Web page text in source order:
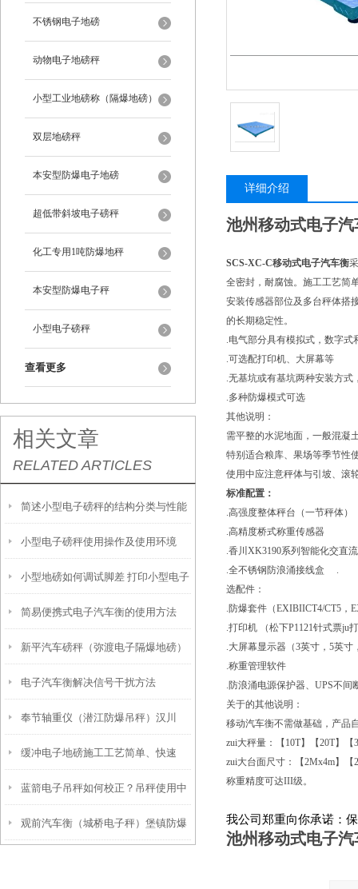
不锈钢电子地磅
动物电子地磅秤
小型工业地磅称（隔爆地磅）
双层地磅秤
本安型防爆电子地磅
超低带斜坡电子磅秤
化工专用1吨防爆地秤
本安型防爆电子秤
小型电子磅秤
查看更多
相关文章
RELATED ARTICLES
简述小型电子磅秤的结构分类与性能
小型电子磅秤使用操作及使用环境
小型地磅如何调试脚差 打印小型电子
磅秤如何标定
简易便携式电子汽车衡的使用方法
新平汽车磅秤（弥渡电子隔爆地磅）
凤庆8T地磅（墨江1T吊秤维修
电子汽车衡解决信号干扰方法
奉节轴重仪（潜江防爆吊秤）汉川
20T地磅维修
缓冲电子地磅施工工艺简单、快速
蓝箭电子吊秤如何校正？吊秤使用中
注意事项及电子吊秤原理
观前汽车衡（城桥电子秤）堡镇防爆
详细介绍
池州移动式电子
SCS-XC-C移动式电子汽车衡
全密封，耐腐蚀。施工工艺简
安装传感器部位及多台秤体搭
的长期稳定性。
.电气部分具有模拟式，数字式
.可选配打印机、大屏幕等
.无基坑或有基坑两种安装方式
.多种防爆模式可选
其他说明：
需平整的水泥地面，一般混凝
特别适合粮库、果场等季节性
使用中应注意秤体与引坡、滚
标准配置：
.高强度整体秤台（一节秤体）
.高精度桥式称重传感器
.香川XK3190系列智能化交直
.全不锈钢防浪涌接线盒 .
选配件：
.防爆套件（EXIBIICT4/CT5，
.打印机 （松下P1121针式票ju
.大屏幕显示器（3英寸，5英寸
.称重管理软件
.防浪涌电源保护器、UPS不间
关于的其他说明：
移动汽车衡不需做基础，产品
zui大秤量：【10T】【20T】【
zui大台面尺寸：【2Mx4m】【
称重精度可达III级。
我公司郑重向你承诺：
池州移动式电子